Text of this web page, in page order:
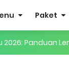
Paket
Cara Kerja,